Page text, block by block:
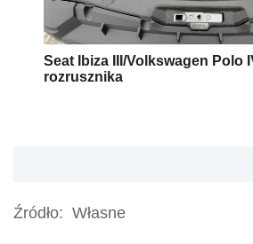
Seat Ibiza III/Volkswagen Polo
rozrusznika
Źródło: Własne